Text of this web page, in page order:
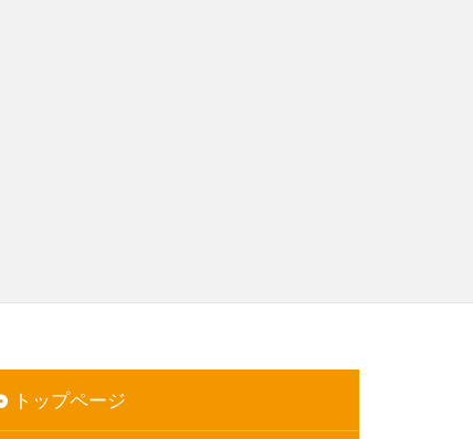
トップページ